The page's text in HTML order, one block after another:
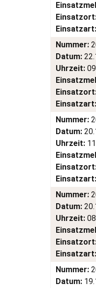
Einsatzart:
Nummer:
Datum:
Uhrzeit:
Einsatzart:
Nummer:
Datum:
Uhrzeit:
Einsatzart:
Nummer:
Datum:
Uhrzeit:
Einsatzart:
Nummer:
Datum: